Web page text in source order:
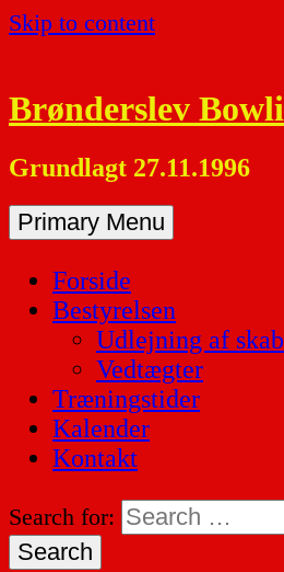
Skip to content
Brønderslev
Grundlagt 27.11.1996
Primary Menu
Forside
Bestyrelsen
Udlejning af
Vedtægter
Træningstider
Kalender
Kontakt
Search for: